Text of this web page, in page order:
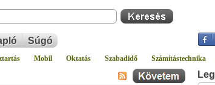
Súgó
Mobil Oktatás Szabadidő Számítástechnika